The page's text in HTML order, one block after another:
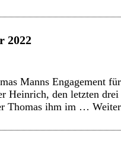
2022
Manns Engagement
den letzten
Thomas ihm im …